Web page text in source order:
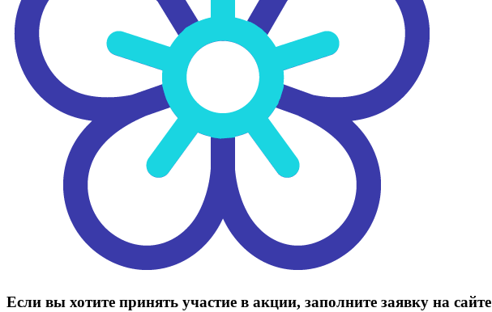
Если вы хотите принять участие в акции, заполните заявку на сайте